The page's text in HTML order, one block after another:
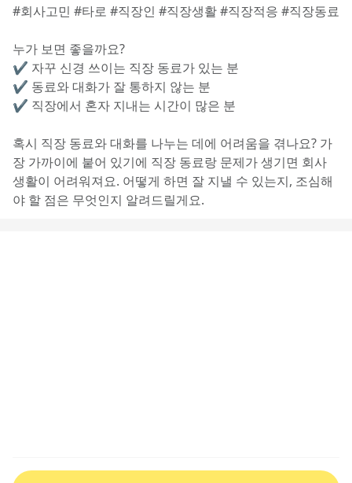
#회사고민 #타로 #직장인 #직장생활 #직장적응 #직장동료
누가 보면 좋을까요?
✔️ 자꾸 신경 쓰이는 직장 동료가 있는 분
✔️ 동료와 대화가 잘 통하지 않는 분
✔️ 직장에서 혼자 지내는 시간이 많은 분
혹시 직장 동료와 대화를 나누는 데에 어려움을 겪나요? 가
장 가까이에 붙어 있기에 직장 동료랑 문제가 생기면 회사
생활이 어려워져요. 어떻게 하면 잘 지낼 수 있는지, 조심해
야 할 점은 무엇인지 알려드릴게요.